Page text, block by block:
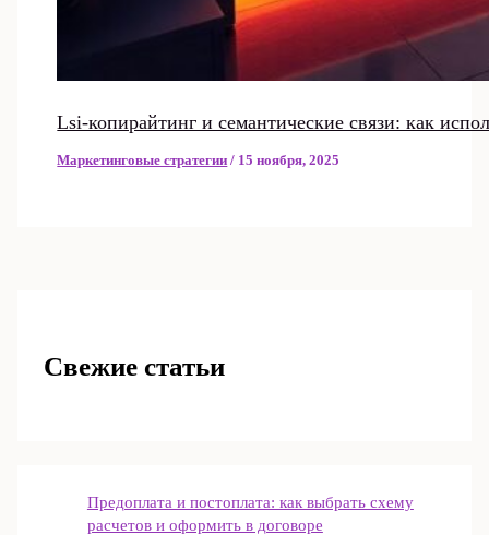
Lsi-копирайтинг и семантические связи: как
Маркетинговые стратегии / 15 ноября, 2025
Свежие статьи
Предоплата и постоплата: как выбрать схему
расчетов и оформить в договоре